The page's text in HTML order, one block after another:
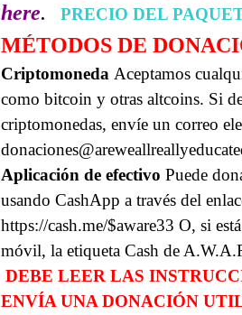
here. PRECIO DEL
MÉTODOS DE
Criptomoneda Aceptamos
como bitcoin y otras altcoins. Si
criptomonedas, envíe un correo
Aplicación de efectivo Puede
usando CashApp a través del
https://cash.me/$aware33 O, si
móvil, la etiqueta Cash de
DEBE LEER LAS
ENVÍA UNA DONACIÓN